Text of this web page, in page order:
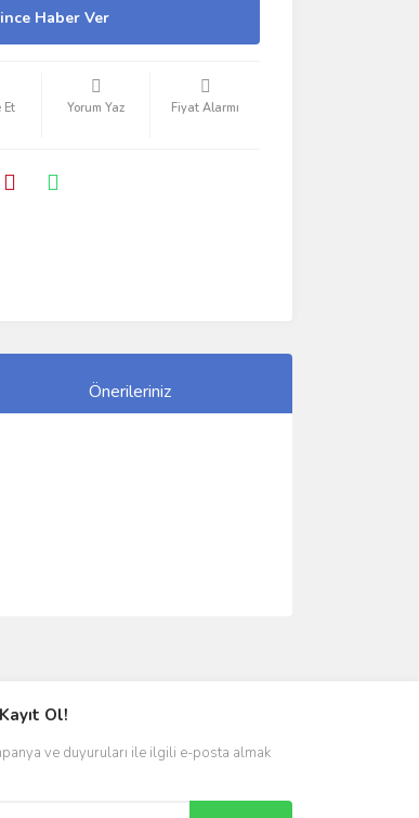
Haber Ver
Et Yorum Yaz Fiyat Alarmı
Önerileriniz
Ol!
ve duyuruları ile ilgili e-posta almak